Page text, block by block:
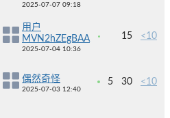
2025-07-07 09:18
用户
MVN2hZEgBAA
2025-07-04 10:36
15 <10
偶然奇怪
2025-07-03 12:40
5 30 <10